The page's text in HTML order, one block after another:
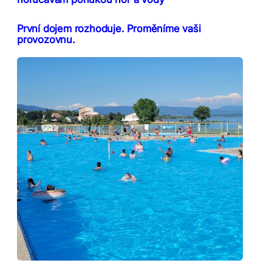
První dojem rozhoduje. Proměníme vaši
provozovnu.